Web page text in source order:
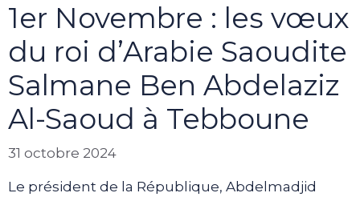
1er Novembre : les vœux
du roi d’Arabie Saoudite
Salmane Ben Abdelaziz
Al-Saoud à Tebboune
31 octobre 2024
Le président de la République, Abdelmadjid